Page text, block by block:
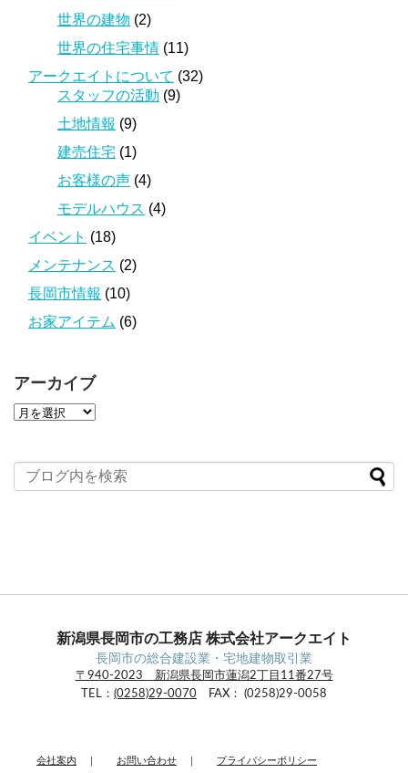
世界の建物 (2)
世界の住宅事情 (11)
アークエイトについて (32)
スタッフの活動 (9)
土地情報 (9)
建売住宅 (1)
お客様の声 (4)
モデルハウス (4)
イベント (18)
メンテナンス (2)
長岡市情報 (10)
お家アイテム (6)
アーカイブ
ア
イ
ブ
新潟県長岡市の工務店 株式会社アークエイト
長岡市の総合建設業・宅地建物取引業
〒940-2023 新潟県長岡市蓮潟2丁目11番27号
TEL： (0258)29-0070 FAX： (0258)29-0058
会社案内 お問い合わせ プライバシーポリシー